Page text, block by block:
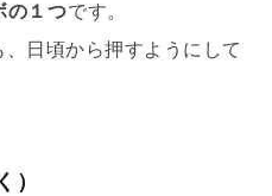
の１つです。
日頃から押すようにして
）